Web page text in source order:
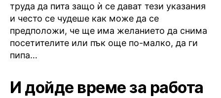
труда да пита защо ѝ се дават тези указания
и често се чудеше как може да се
предположи, че ще има желанието да снима
посетителите или пък още по-малко, да ги
пипа…
И дойде време за работа